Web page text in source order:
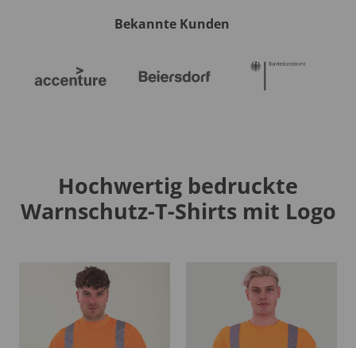
Bekannte Kunden
Hochwertig bedruckte
Warnschutz-T-Shirts mit Logo